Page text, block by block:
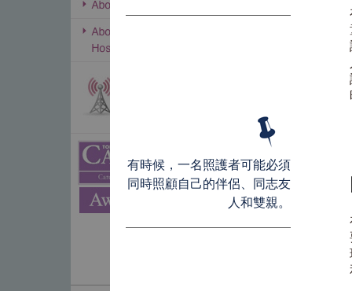
有時候，一名照護者可能必須
同時照顧自己的伴侶、同志友
人和雙親。